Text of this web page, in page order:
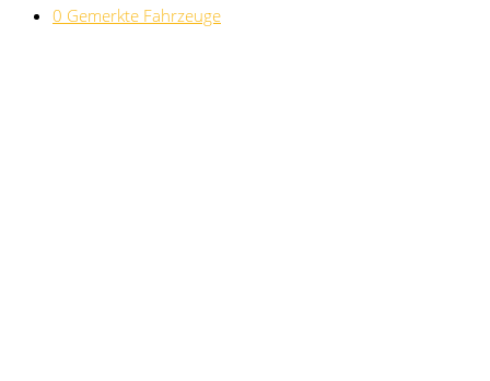
0 Gemerkte Fahrzeuge